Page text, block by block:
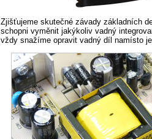
Zjišťujeme skutečné závady základních
schopni vyměnit jakýkoliv vadný
vždy snažíme opravit vadný díl namísto